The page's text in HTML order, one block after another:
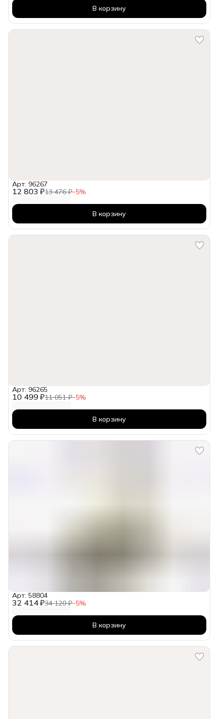
В корзину
12 803 ₽13 476 ₽−5%
Арт: 96267
В корзину
10 499 ₽11 051 ₽−5%
Арт: 96265
В корзину
32 414 ₽34 120 ₽−5%
Арт: 58804
В корзину